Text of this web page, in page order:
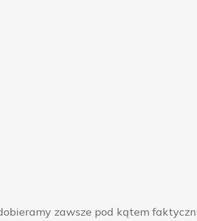
zawsze pod kątem